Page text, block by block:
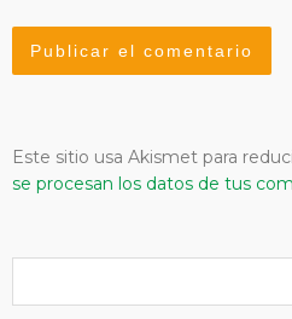
Este sitio usa Akismet para
se procesan los datos de tus